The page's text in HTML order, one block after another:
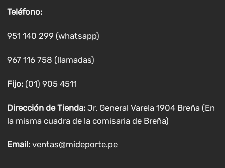
Teléfono:
951 140 299 (whatsapp)
967 116 758 (llamadas)
Fijo:(01) 905 4511
Dirección de Tienda: Jr. General Varela 1904 Breña (En
la misma cuadra de la comisaria de Breña)
Email: ventas@mideporte.pe